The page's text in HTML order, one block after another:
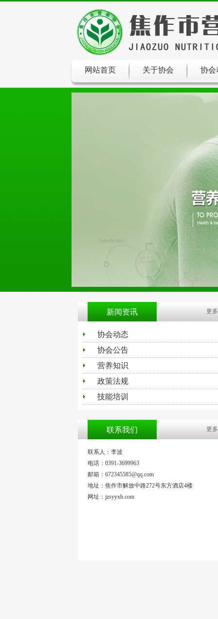
网站首页 关于协会 协会
新闻资讯 更
协会动态
协会公告
营养知识
政策法规
技能培训
联系我们 更
联系人：李波
电话：0391-3699963
邮箱：672345585@qq.com
地址：焦作市解放中路272号东方酒店4楼
网址：jzsyyxh.com